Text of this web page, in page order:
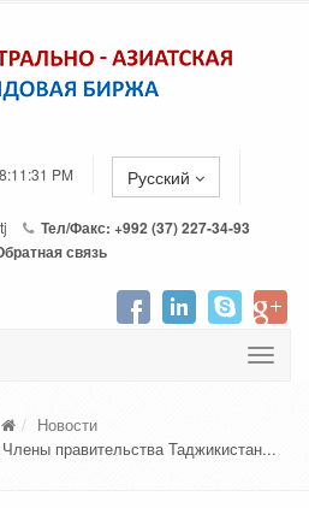
PM Русский
Тел/Факс: +992 (37) 227-34-93
связь
Новости
правительства Таджикистан...